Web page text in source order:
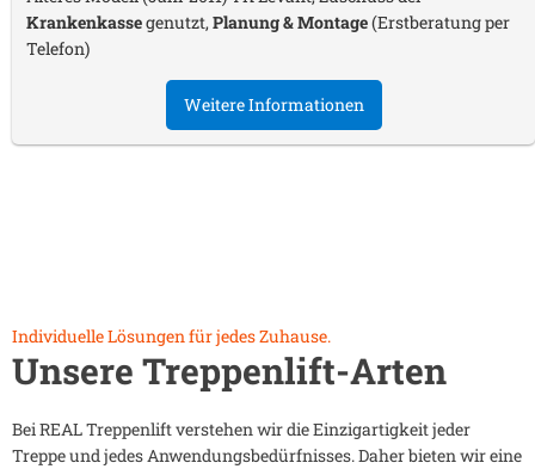
Krankenkassegenutzt,Planung & Montage(Erstberatung per
Telefon)
Weitere Informationen
Individuelle Lösungen für jedes Zuhause.
Unsere Treppenlift-Arten
Bei REAL Treppenlift verstehen wir die Einzigartigkeit jeder
Treppe und jedes Anwendungsbedürfnisses. Daher bieten wir eine